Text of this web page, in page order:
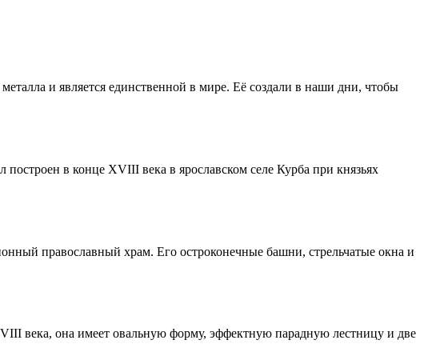
и является единственной в мире. Её создали в наши дни, чтобы
в конце XVIII века в ярославском селе Курба при князьях
православный храм. Его остроконечные башни, стрельчатые окна и
века, она имеет овальную форму, эффектную парадную лестницу и две